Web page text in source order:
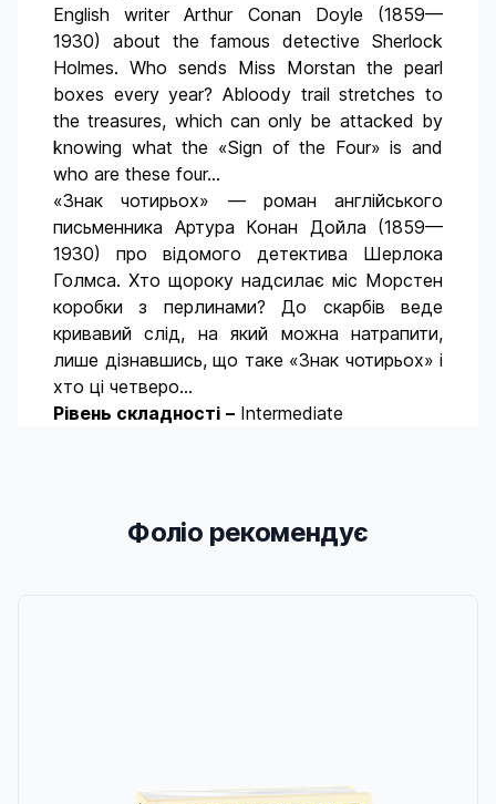
English writer Arthur Conan Doyle (1859—
1930) about the famous detective Sherlock
Holmes. Who sends Miss Morstan the pearl
boxes every year? Abloody trail stretches to
the treasures, which can only be attacked by
knowing what the «Sign of the Four» is and
who are these four...
«Знак чотирьох» — роман англійського
письменника Артура Конан Дойла (1859—
1930) про відомого детектива Шерлока
Голмса. Хто щороку надсилає міс Морстен
коробки з перлинами? До скарбів веде
кривавий слід, на який можна натрапити,
лише дізнавшись, що таке «Знак чотирьох» і
хто ці четверо...
Рівень складності – Intermediate
Фоліо рекомендує